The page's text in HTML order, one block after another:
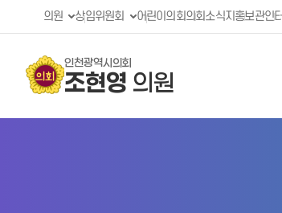
의원 상임위원회 어린이의회의회소식지 홍보관인
인천광역시의회
조현영 의원